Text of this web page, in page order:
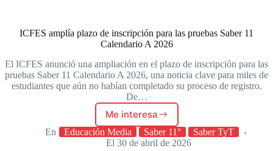
ICFES amplía plazo de inscripción para las pruebas Saber 11
Calendario A 2026
El ICFES anunció una ampliación en el plazo de inscripción para las
pruebas Saber 11 Calendario A 2026, una noticia clave para miles de
estudiantes que aún no habían completado su proceso de registro.
De…
Me interesa
ICFES
amplía
plazo
En Educación Media Saber 11°
Saber TyT
El 30 de abril de 2026